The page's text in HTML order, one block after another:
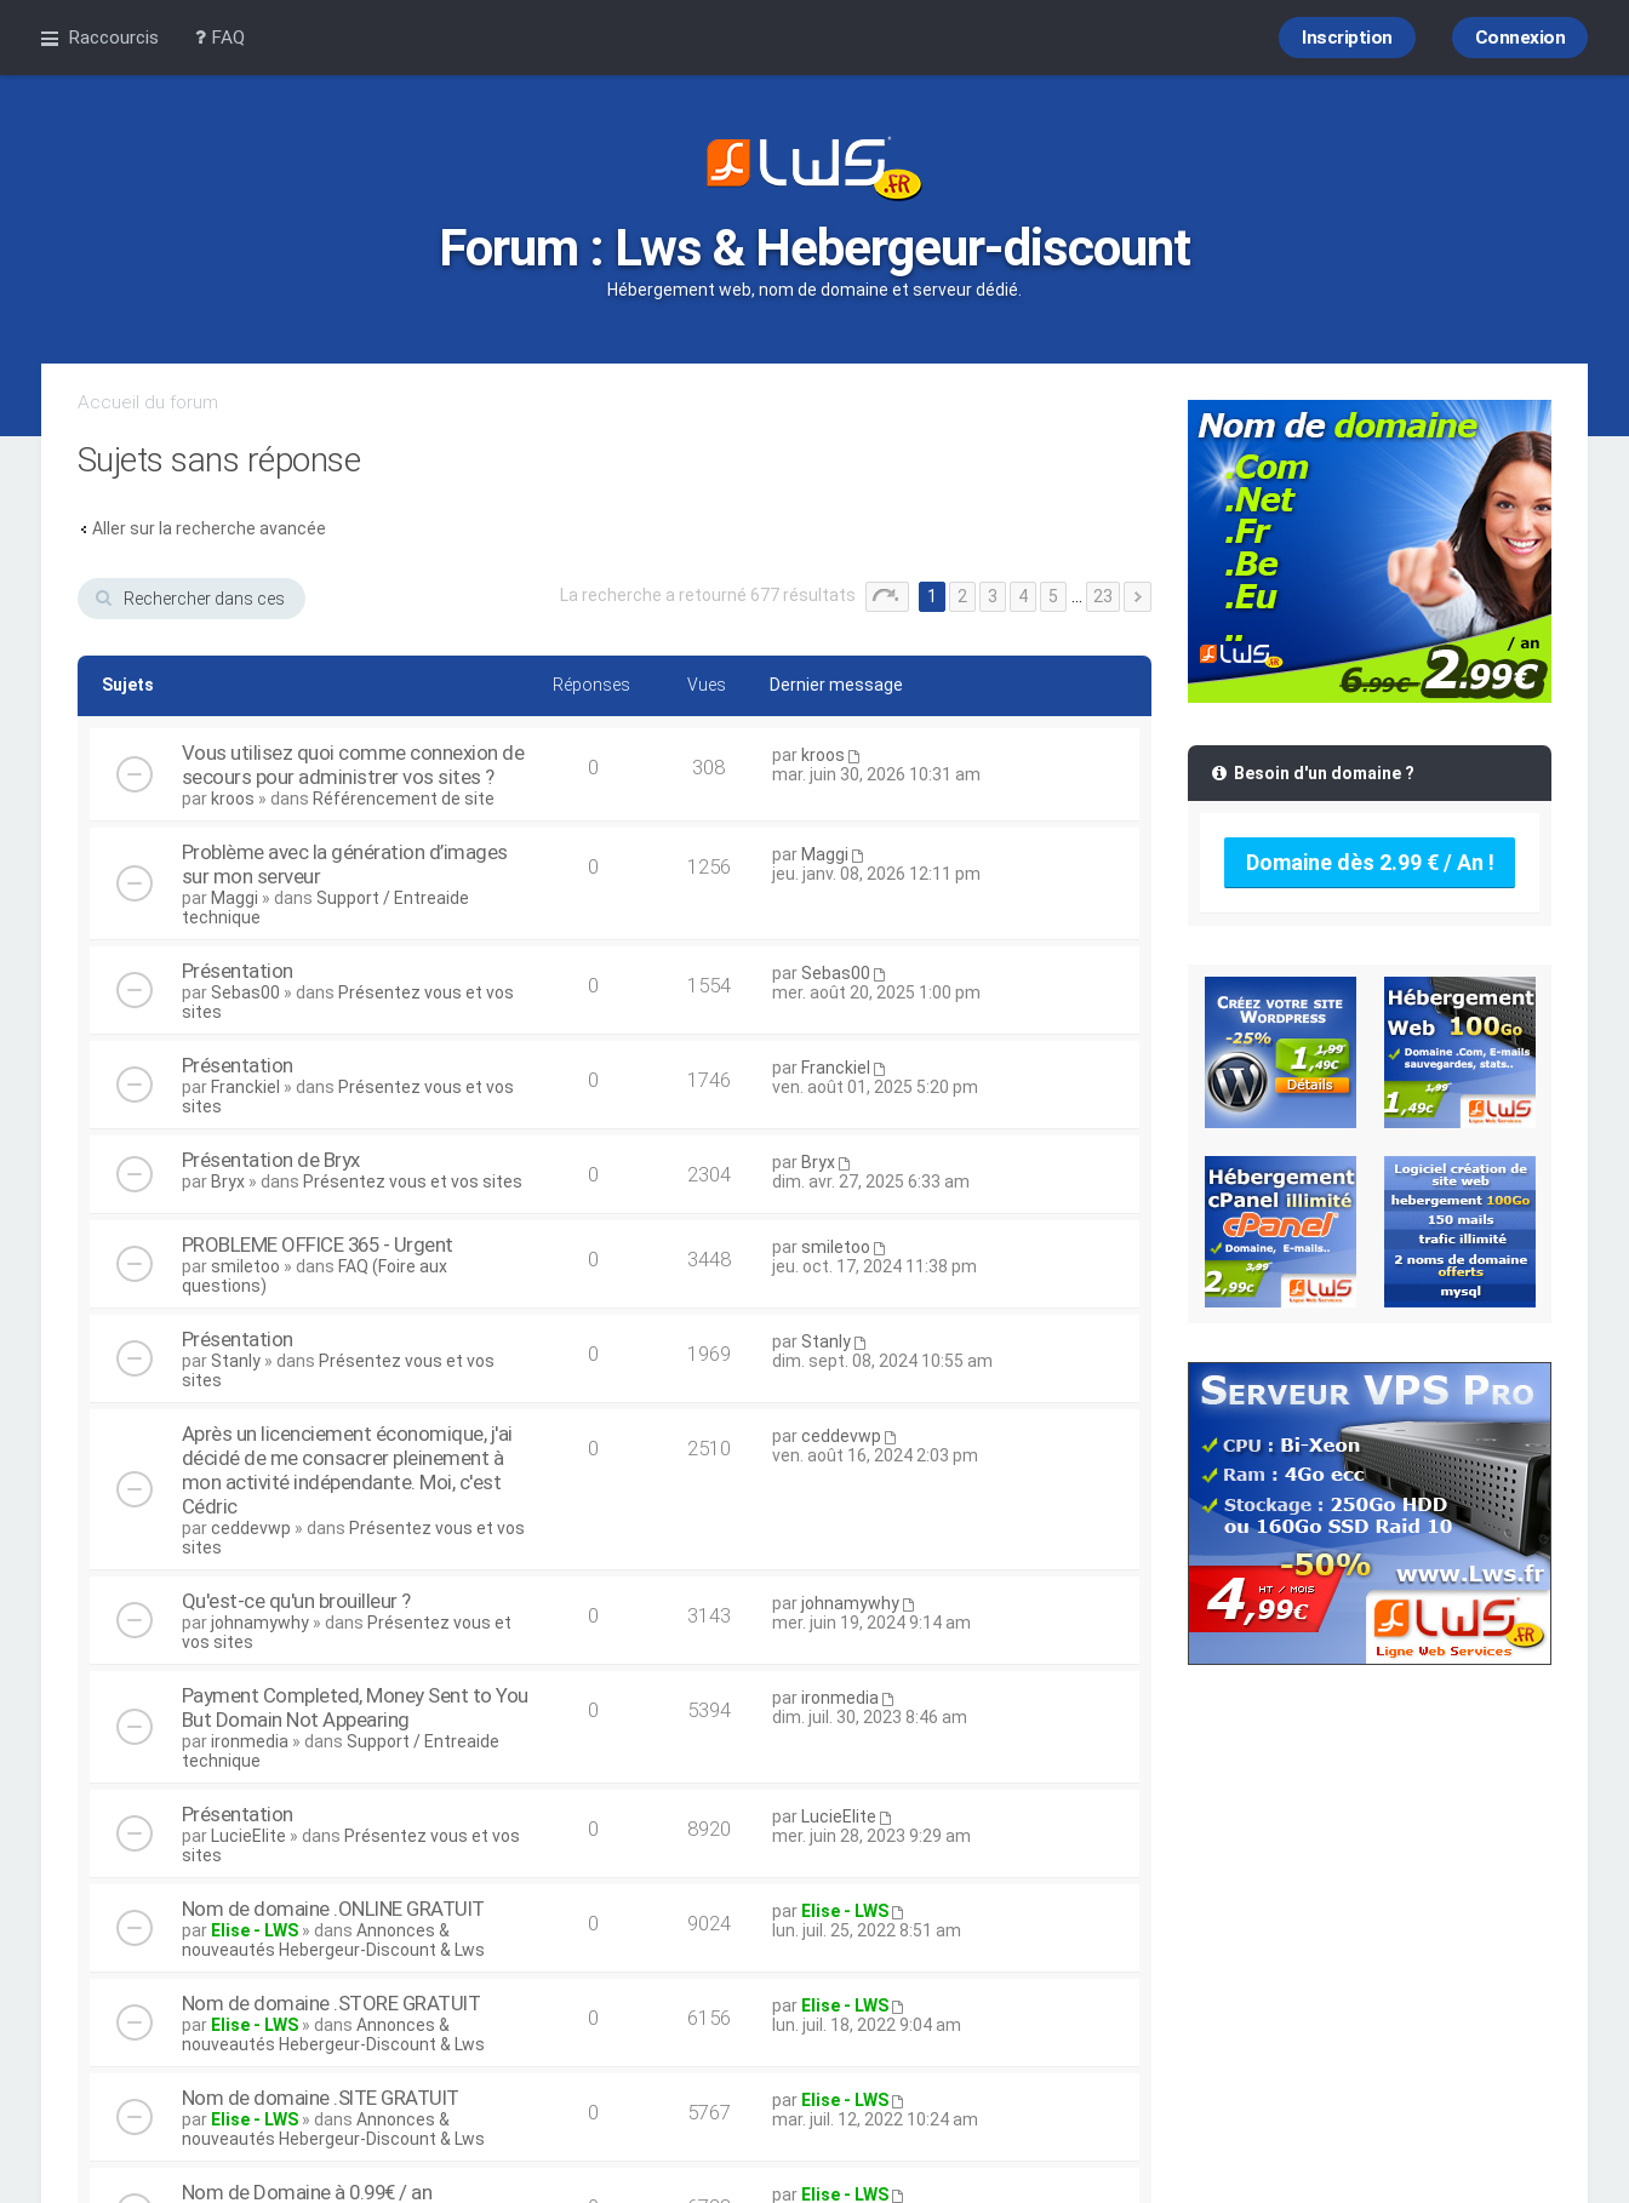
Raccourcis FAQ Connexion
Inscription
Forum : Lws & Hebergeur-discount
Hébergement web, nom de domaine et serveur dédié.
Accueil du forum
Sujets sans réponse
Aller sur la recherche avancée
La recherche a retourné 677 résultats 1 2 3 4 5 23
Sujets Réponses Vues Dernier message
Vous utilisez quoi comme connexion de
secours pour administrer vos sites ?
par kroos » dans Référencement de site
0 308 par kroos
mar. juin 30, 2026 10:31 am
Problème avec la génération d’images
sur mon serveur
par Maggi » dans Support / Entreaide
technique
0 1256 par Maggi
jeu. janv. 08, 2026 12:11 pm
Présentation
par Sebas00 » dans Présentez vous et vos
sites
0 1554 par Sebas00
mer. août 20, 2025 1:00 pm
Présentation
par Franckiel » dans Présentez vous et vos
sites
0 1746 par Franckiel
ven. août 01, 2025 5:20 pm
Présentation de Bryx
par Bryx» dans Présentez vous et vos sites 0 2304 par Bryx
dim. avr. 27, 2025 6:33 am
PROBLEME OFFICE 365 - Urgent
par smiletoo » dans FAQ (Foire aux
questions)
0 3448 par smiletoo
jeu. oct. 17, 2024 11:38 pm
Présentation
par Stanly» dans Présentez vous et vos
sites
0 1969 par Stanly
dim. sept. 08, 2024 10:55 am
Après un licenciement économique, j'ai
décidé de me consacrer pleinement à
mon activité indépendante. Moi, c'est
Cédric
parceddevwp » dans Présentez vous et vos
sites
0 2510 parceddevwp
ven. août 16, 2024 2:03 pm
Qu'est-ce qu'un brouilleur ?
parjohnamywhy» dans Présentez vous et
vos sites
0 3143 parjohnamywhy
mer. juin 19, 2024 9:14 am
Payment Completed, Money Sent to You
But Domain Not Appearing
parironmedia » dans Support / Entreaide
technique
0 5394 parironmedia
dim. juil. 30, 2023 8:46 am
Présentation
par LucieElite » dans Présentez vous et vos
sites
0 8920 par
LucieElite
mer. juin 28, 2023 9:29 am
Nom de domaine .ONLINE GRATUIT
par Elise - LWS» dans Annonces &
nouveautés Hebergeur-Discount & Lws
0 9024 par Elise - LWS
lun. juil. 25, 2022 8:51 am
Nom de domaine .STORE GRATUIT
par Elise - LWS» dans Annonces &
nouveautés Hebergeur-Discount & Lws
0 6156 par Elise - LWS
lun. juil. 18, 2022 9:04 am
Nom de domaine .SITE GRATUIT
par Elise - LWS» dans Annonces &
nouveautés Hebergeur-Discount & Lws
0 5767 par Elise - LWS
mar. juil. 12, 2022 10:24 am
Nom de Domaine à 0.99€ / an par Elise - LWS
Besoin d'un domaine ?
Domaine dès 2.99 € / An !